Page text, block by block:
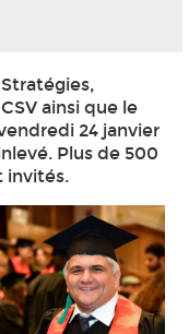
ainsi que le
24 janvier
Plus de 500
invités.